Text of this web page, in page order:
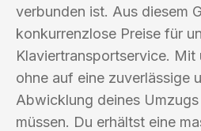
verbunden ist. Aus diesem
konkurrenzlose Preise für
Klaviertransportservice. Mit
ohne auf eine zuverlässige
Abwicklung deines
müssen. Du erhältst eine